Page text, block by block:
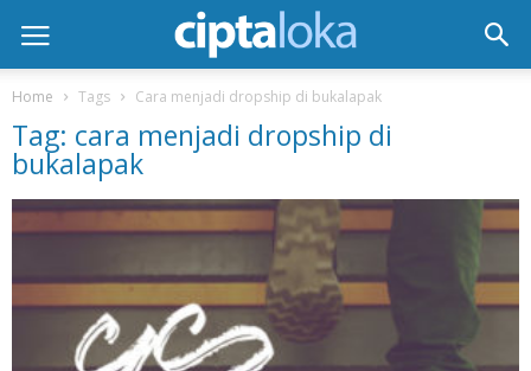
Home Tags Cara menjadi dropship di bukalapak
Tag: cara menjadi dropship di
bukalapak